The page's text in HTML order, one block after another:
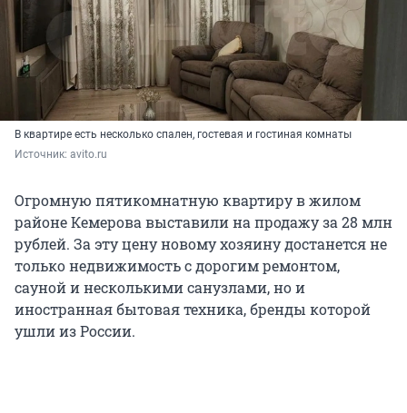
В квартире есть несколько спален, гостевая и гостиная комнаты
Источник: avito.ru
Огромную пятикомнатную квартиру в жилом
районе Кемерова выставили на продажу за 28 млн
рублей. За эту цену новому хозяину достанется не
только недвижимость с дорогим ремонтом,
сауной и несколькими санузлами, но и
иностранная бытовая техника, бренды которой
ушли из России.